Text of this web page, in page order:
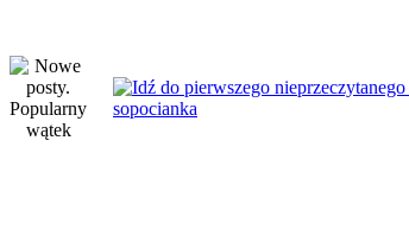
sopocianka